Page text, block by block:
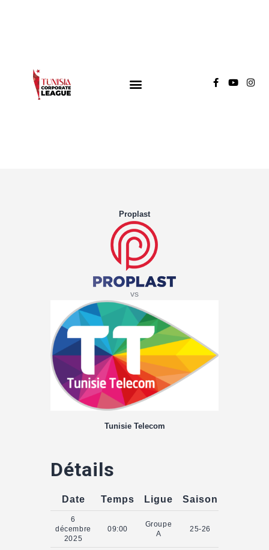
Groupe A
Proplast
vs
Tunisie Telecom
Détails
Date Temps Ligue Saison
6
décembre
2025
09:00
Groupe
A
25-26